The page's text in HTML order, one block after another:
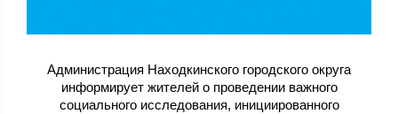
Администрация Находкинского городского округа
информирует жителей о проведении важного
социального исследования, инициированного